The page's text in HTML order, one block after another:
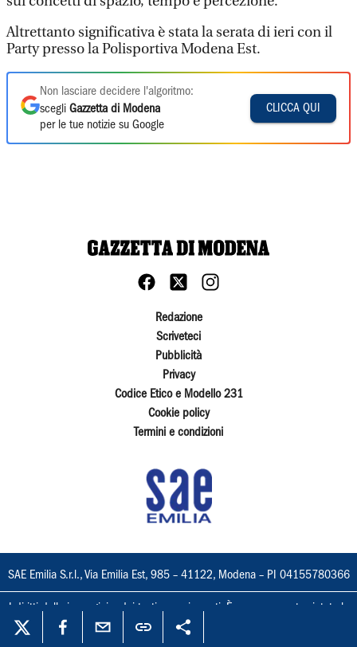
Altrettanto significativa è stata la serata di ieri con il
Party presso la Polisportiva Modena Est.
Non lasciare decidere l'algoritmo:
scegli Gazzetta di Modena
per le tue notizie su Google
CLICCA QUI
Redazione
Scriveteci
Pubblicità
Privacy
Codice Etico e Modello 231
Cookie policy
Termini e condizioni
SAE Emilia S.r.l., Via Emilia Est, 985 – 41122, Modena – PI 04155780366
I diritti delle immagini e dei testi sono riservati. È espressamente vietata la
loro riproduzione con qualsiasi mezzo e l'adattamento totale o parziale.